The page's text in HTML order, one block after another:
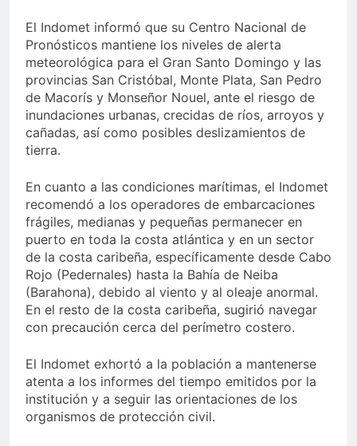
El Indomet informó que su Centro Nacional de
Pronósticos mantiene los niveles de alerta
meteorológica para el Gran Santo Domingo y las
provincias San Cristóbal, Monte Plata, San Pedro
de Macorís y Monseñor Nouel, ante el riesgo de
inundaciones urbanas, crecidas de ríos, arroyos y
cañadas, así como posibles deslizamientos de
tierra.
En cuanto a las condiciones marítimas, el Indomet
recomendó a los operadores de embarcaciones
frágiles, medianas y pequeñas permanecer en
puerto en toda la costa atlántica y en un sector
de la costa caribeña, específicamente desde Cabo
Rojo (Pedernales) hasta la Bahía de Neiba
(Barahona), debido al viento y al oleaje anormal.
En el resto de la costa caribeña, sugirió navegar
con precaución cerca del perímetro costero.
El Indomet exhortó a la población a mantenerse
atenta a los informes del tiempo emitidos por la
institución y a seguir las orientaciones de los
organismos de protección civil.